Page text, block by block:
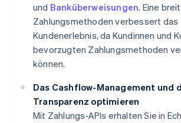
und Banküberweisungen. Eine
Zahlungsmethoden verbessert das
Kundenerlebnis, da Kundinnen und
bevorzugten Zahlungsmethoden
können.
Das Cashflow-Management und
Transparenz optimieren
Mit Zahlungs-APIs erhalten Sie in